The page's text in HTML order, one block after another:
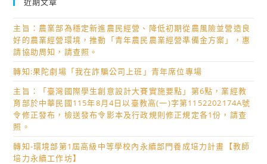
主旨：農業部為穩定新進農民經營、降低初期從農風險並營造良
好的農業經營環境，推動「青年農民農業經營準備金方案」，惠
請協助周知，請查照。
轉知:果陀劇場「我在詐騙公司上班」青年席位專場
主旨：「臺灣國際學生創意設計大賽實施要點」第6點，業經教
育部於中華民國115年8月4日以臺教高(一)字第1152202174A號
令修正發布，檢送發布令影本及行政規則修正規定各1份，請查
照。
轉知-環境部第1屆高級中等學校內永續部門養成培力計畫【教師
培力永續工作坊】